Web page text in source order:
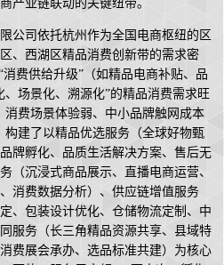
产业链联动的关键纽带。
公司依托杭州作为全国电商枢纽的区
、西湖区精品消费创新带的需求密
费供给升级”（如精品电商补贴、品
场景化、溯源化”的精品消费需求旺
消费场景体验弱、中小品牌触网成本
构建了以精品优选服务（全球好物甄
牌孵化、品质生活解决方案、售后无
（沉浸式商品展示、直播电商运营、
消费数据分析）、供应链增值服务
、包装设计优化、仓储物流定制、中
服务（长三角精品资源共享、县域特
费展会承办、选品标准共建）为核心